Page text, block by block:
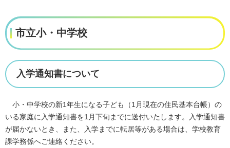
市立小・中学校
入学通知書について
小・中学校の新1年生になる子ども（1月現在の住民基本台帳）の
いる家庭に入学通知書を1月下旬までに送付いたします。入学通知書
が届かないとき、また、入学までに転居等がある場合は、学校教育
課学務係へご連絡ください。